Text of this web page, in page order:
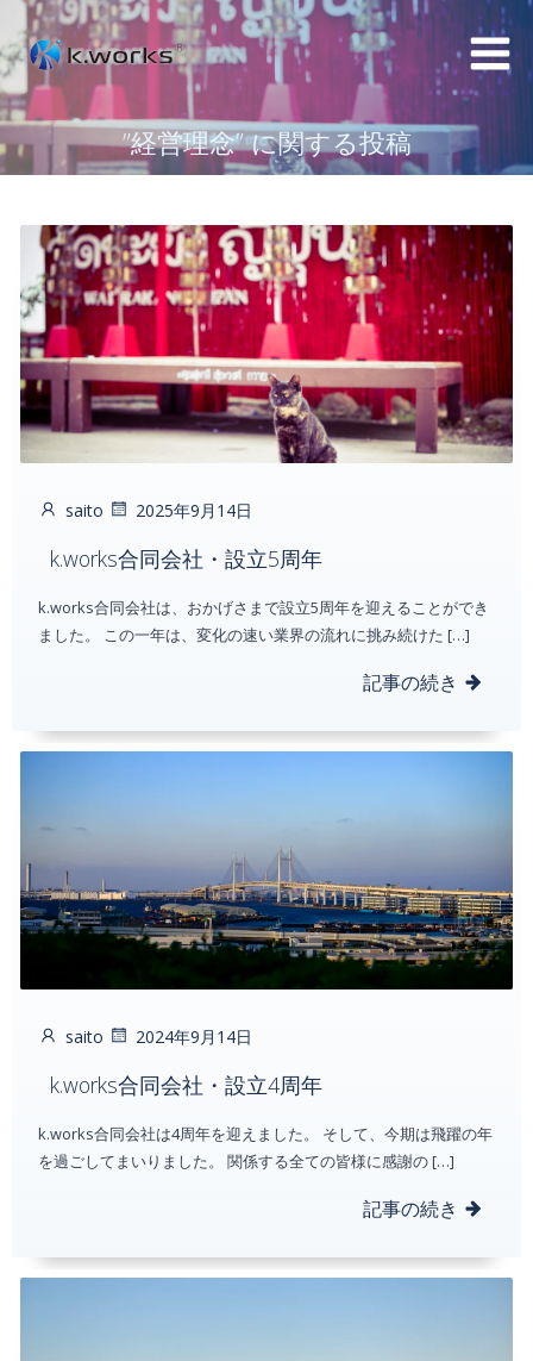
コ
ン
テ
ン
ツ
へ
キ
ッ
プ
”経営理念” に関する投稿
saito 2025年9月14日
k.works合同会社・設立5周年
k.works合同会社は、おかげさまで設立5周年を迎えることができ
ました。 この一年は、変化の速い業界の流れに挑み続けた […]
記事の続き
saito 2024年9月14日
k.works合同会社・設立4周年
k.works合同会社は4周年を迎えました。 そして、今期は飛躍の年
を過ごしてまいりました。 関係する全ての皆様に感謝の […]
記事の続き